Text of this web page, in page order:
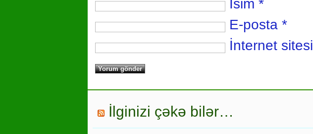
İsim *
E-posta *
İnternet sitesi
İlginizi çəkə bilər…